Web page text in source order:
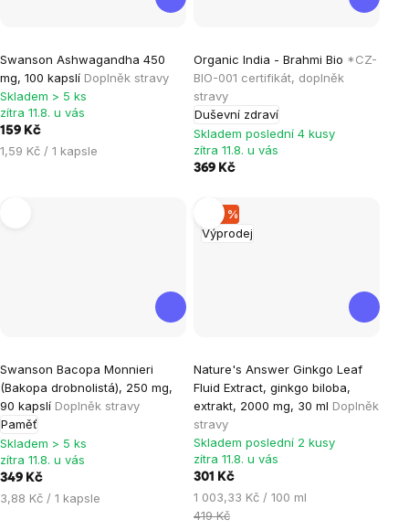
Swanson Ashwagandha 450
mg, 100 kapslí Doplněk stravy
hodnocení
produktu
je
5,0
z
Skladem > 5 ks
zítra 11.8. u vás
159 Kč
Měrná
1,59 Kč / 1 kapsle
Organic India - Brahmi Bio *CZ-
BIO-001 certifikát, doplněk
stravy
Duševní zdraví
hodnocení
produktu
je
5,0
z
5
Skladem poslední 4 kusy
zítra 11.8. u vás
369 Kč
Swanson Bacopa Monnieri
(Bakopa drobnolistá), 250 mg,
90 kapslí Doplněk stravy
Paměť
hodnocení
produktu
je
4,0
z
5
hvězdiček.
Skladem > 5 ks
zítra 11.8. u vás
349 Kč
Měrná
3,88 Kč / 1 kapsle
Výprodej
–28 %
Nature's Answer Ginkgo Leaf
Fluid Extract, ginkgo biloba,
extrakt, 2000 mg, 30 ml Doplněk
stravy
Skladem poslední 2 kusy
zítra 11.8. u vás
301 Kč
Měrná
cena:
1 003,33 Kč / 100 ml
419 Kč